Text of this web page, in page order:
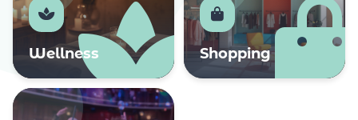
Wellness Shopping